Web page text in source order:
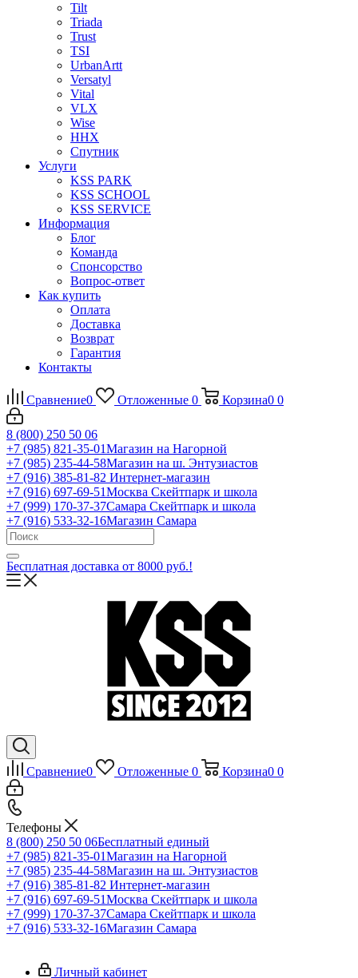
Tilt
Triada
Trust
TSI
UrbanArtt
Versatyl
Vital
VLX
Wise
ННХ
Спутник
Услуги
KSS PARK
KSS SCHOOL
KSS SERVICE
Информация
Блог
Команда
Спонсорство
Вопрос-ответ
Как купить
Оплата
Доставка
Возврат
Гарантия
Контакты
Сравнение0 Отложенные 0 Корзина0 0
8 (800) 250 50 06
+7 (985) 821-35-01Магазин на Нагорной
+7 (985) 235-44-58Магазин на ш. Энтузиастов
+7 (916) 385-81-82 Интернет-магазин
+7 (916) 697-69-51Москва Скейтпарк и школа
+7 (999) 170-37-37Самара Скейтпарк и школа
+7 (916) 533-32-16Магазин Самара
Бесплатная доставка от 8000 руб.!
Сравнение0 Отложенные 0 Корзина0 0
Телефоны
8 (800) 250 50 06Бесплатный единый
+7 (985) 821-35-01Магазин на Нагорной
+7 (985) 235-44-58Магазин на ш. Энтузиастов
+7 (916) 385-81-82 Интернет-магазин
+7 (916) 697-69-51Москва Скейтпарк и школа
+7 (999) 170-37-37Самара Скейтпарк и школа
+7 (916) 533-32-16Магазин Самара
Личный кабинет